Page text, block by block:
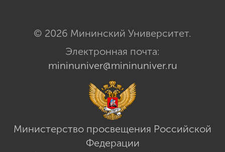
© 2026 Мининский Университет.
Электронная почта:
mininuniver@mininuniver.ru
Министерство просвещения Российской
Федерации